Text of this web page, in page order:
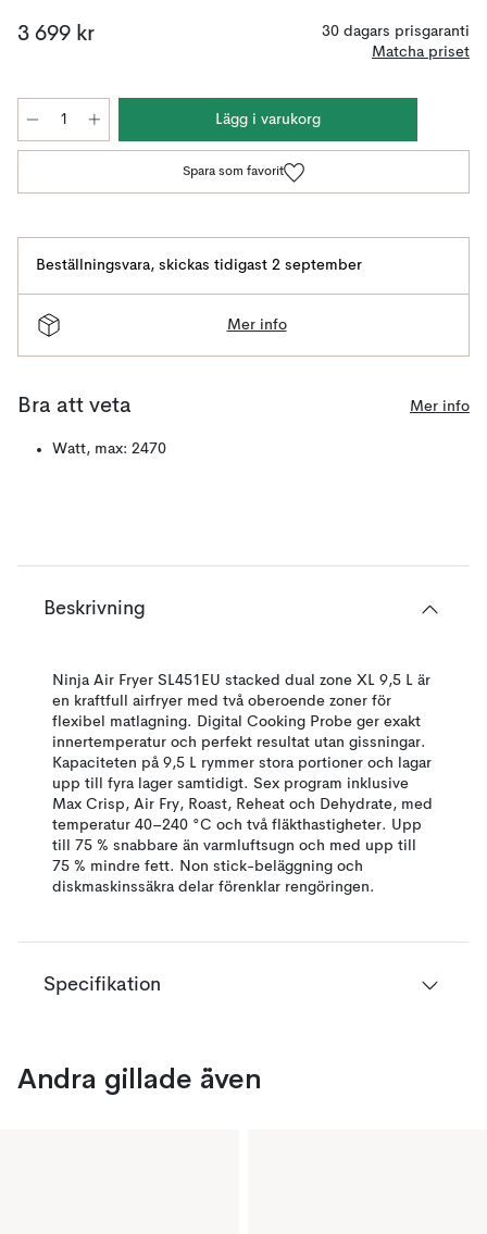
3 699 kr
30 dagars prisgaranti
Matcha priset
Lägg i varukorg
Spara som favorit
Beställningsvara, skickas tidigast 2 september
Mer info
Bra att veta Mer info
Watt, max: 2470
Beskrivning
Ninja Air Fryer SL451EU stacked dual zone XL 9,5 L är
en kraftfull airfryer med två oberoende zoner för
flexibel matlagning. Digital Cooking Probe ger exakt
innertemperatur och perfekt resultat utan gissningar.
Kapaciteten på 9,5 L rymmer stora portioner och lagar
upp till fyra lager samtidigt. Sex program inklusive
Max Crisp, Air Fry, Roast, Reheat och Dehydrate, med
temperatur 40–240 °C och två fläkthastigheter. Upp
till 75 % snabbare än varmluftsugn och med upp till
75 % mindre fett. Non stick-beläggning och
diskmaskinssäkra delar förenklar rengöringen.
Specifikation
Andra gillade även